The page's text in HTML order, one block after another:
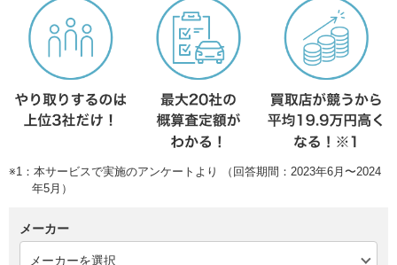
※1：本サービスで実施のアンケートより （回答期間：2023年6月〜2024
年5月）
メーカー